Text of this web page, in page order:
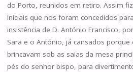
do Porto, reunidos em retiro. Assim
iniciais que nos foram concedidos
insistência de D. António Francisco,
Sara e o António, já cansados porque
brincavam sob as saias da mesa
pés do senhor bispo, para